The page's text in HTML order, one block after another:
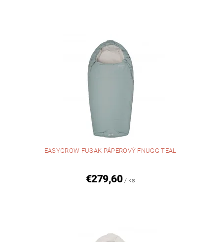
EASYGROW FUSAK PÁPEROVÝ FNUGG TEAL
€279,60 / ks